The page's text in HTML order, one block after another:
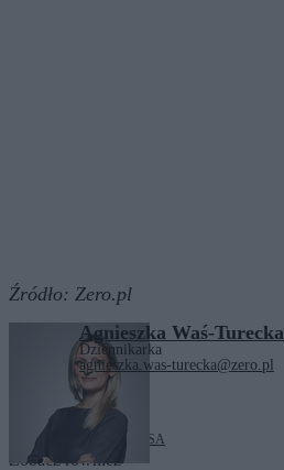
Źródło: Zero.pl
Agnieszka Waś-Turecka
Dziennikarka
agnieszka.was-turecka@zero.pl
Tagi: USA
Zobacz również